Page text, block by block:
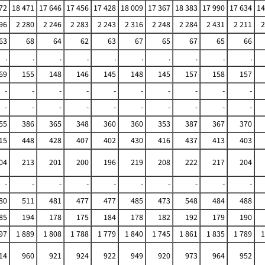
18 471 17 646 17 456 17 428 18 009 17 367 18 383 17 990 17 634
2 280 2 246 2 283 2 243 2 316 2 248 2 284 2 431 2 211
68 64 62 63 67 65 67 65
66
. . . . . . . . .
.
155 148 146 145 148 145 157 158
157
- - - - - - - - -
-
- - - - - - - - -
-
386 365 348 360 360 353 387 367
370
448 428 407 402 430 416 437 413
403
213 201 200 196 219 208 222 217
204
- - - - - - - - -
-
511 481 477 477 485 473 548 484
488
194 178 175 184 178 182 192 179
190
1 889 1 808 1 788 1 779 1 840 1 745 1 861 1 835 1 789
960 921 924 922 949 920 973 964
952